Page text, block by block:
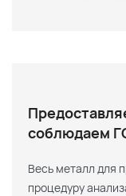
соблюдаем
Весь металл для
процедуру